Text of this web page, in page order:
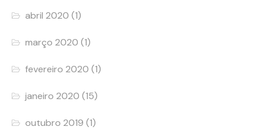
abril 2020 (1)
março 2020 (1)
fevereiro 2020 (1)
janeiro 2020 (15)
outubro 2019 (1)